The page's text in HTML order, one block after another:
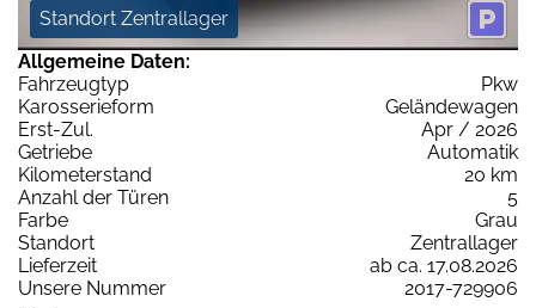
Standort Zentrallager
Allgemeine Daten:
Fahrzeugtyp
Pkw
Karosserieform
Geländewagen
Erst-Zul.
Apr / 2026
Getriebe
Automatik
Kilometerstand
20 km
Anzahl der Türen
5
Farbe
Grau
Standort
Zentrallager
Lieferzeit
ab ca. 17.08.2026
Unsere Nummer
2017-729906